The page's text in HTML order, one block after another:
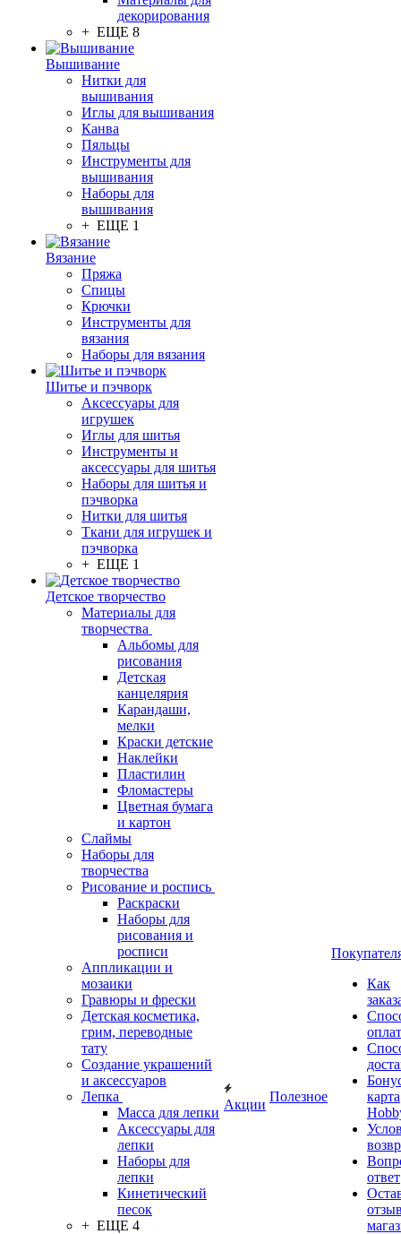
декорирования
+ ЕЩЕ 8
Вышивание
Нитки для
вышивания
Иглы для вышивания
Канва
Пяльцы
Инструменты для
вышивания
Наборы для
вышивания
+ ЕЩЕ 1
Вязание
Пряжа
Спицы
Крючки
Инструменты для
вязания
Наборы для вязания
Шитье и пэчворк
Аксессуары для
игрушек
Иглы для шитья
Инструменты и
аксессуары для шитья
Наборы для шитья и
пэчворка
Нитки для шитья
Ткани для игрушек и
пэчворка
+ ЕЩЕ 1
Детское творчество
Материалы для
творчества
Альбомы для
рисования
Детская
канцелярия
Карандаши,
мелки
Краски детские
Наклейки
Пластилин
Фломастеры
Цветная бумага
и картон
Слаймы
Наборы для
творчества
Рисование и роспись
Раскраски
Наборы для
рисования и
росписи
Аппликации и
мозаики
Гравюры и фрески
Детская косметика,
грим, переводные
тату
Создание украшений
и аксессуаров
Лепка
Масса для лепки
Аксессуары для
лепки
Наборы для
лепки
Кинетический
песок
+ ЕЩЕ 4
Акции
Полезное
Как
карта
ответ